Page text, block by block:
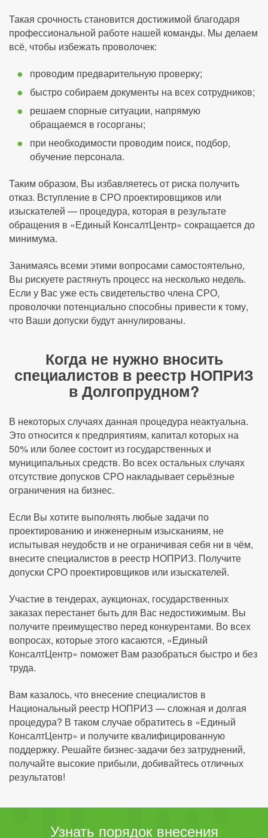
Такая срочность становится достижимой благодаря
профессиональной работе нашей команды. Мы делаем
всё, чтобы избежать проволочек:
проводим предварительную проверку;
быстро собираем документы на всех сотрудников;
решаем спорные ситуации, напрямую
обращаемся в госорганы;
при необходимости проводим поиск, подбор,
обучение персонала.
Таким образом, Вы избавляетесь от риска получить
отказ. Вступление в СРО проектировщиков или
изыскателей — процедура, которая в результате
обращения в «Единый КонсалтЦентр» сокращается до
минимума.
Занимаясь всеми этими вопросами самостоятельно,
Вы рискуете растянуть процесс на несколько недель.
Если у Вас уже есть свидетельство члена СРО,
проволочки потенциально способны привести к тому,
что Ваши допуски будут аннулированы.
Когда не нужно вносить
специалистов в реестр НОПРИЗ
в Долгопрудном?
В некоторых случаях данная процедура неактуальна.
Это относится к предприятиям, капитал которых на
50% или более состоит из государственных и
муниципальных средств. Во всех остальных случаях
отсутствие допусков СРО накладывает серьёзные
ограничения на бизнес.
Если Вы хотите выполнять любые задачи по
проектированию и инженерным изысканиям, не
испытывая неудобств и не ограничивая себя ни в чём,
внесите специалистов в реестр НОПРИЗ. Получите
допуски СРО проектировщиков или изыскателей.
Участие в тендерах, аукционах, государственных
заказах перестанет быть для Вас недостижимым. Вы
получите преимущество перед конкурентами. Во всех
вопросах, которые этого касаются, «Единый
КонсалтЦентр» поможет Вам разобраться быстро и без
труда.
Вам казалось, что внесение специалистов в
Национальный реестр НОПРИЗ — сложная и долгая
процедура? В таком случае обратитесь в «Единый
КонсалтЦентр» и получите квалифицированную
поддержку. Решайте бизнес-задачи без затруднений,
получайте высокие прибыли, добивайтесь отличных
результатов!
Узнать порядок внесения